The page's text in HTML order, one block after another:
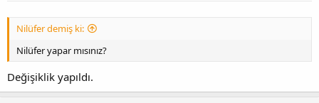
Nilüfer demiş ki:
Nilüfer yapar mısınız?
Değişiklik yapıldı.